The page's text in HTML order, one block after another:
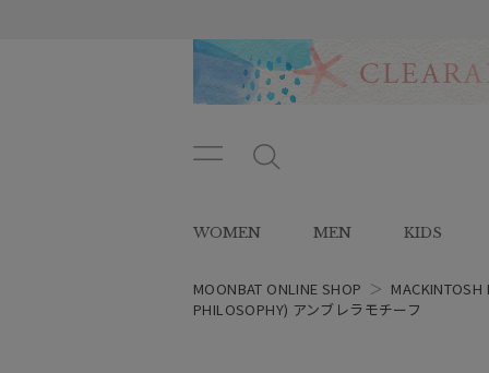
ン
ュ
ー
タ
ン
WOMEN MEN KIDS
MOONBAT ONLINE SHOP ＞ MACKINTOSH
PHILOSOPHY) アンブレラモチーフ